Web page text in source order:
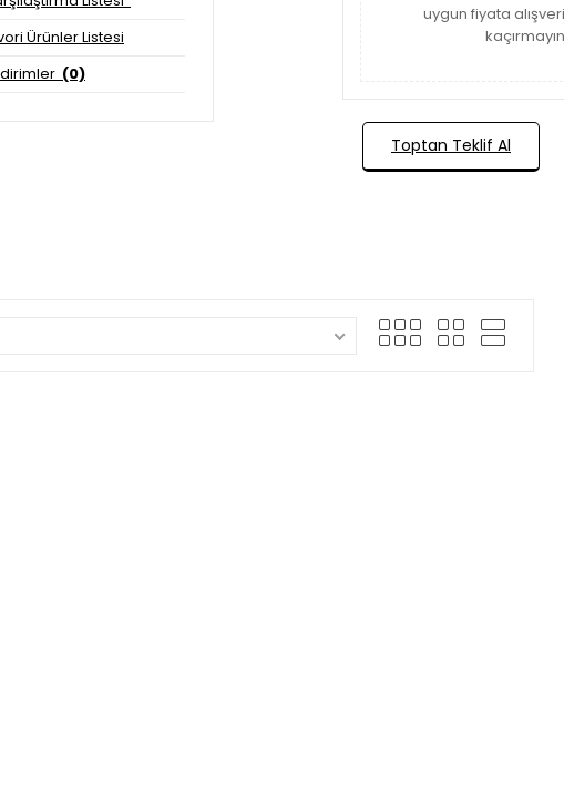
Ürünler Listesi
(0)
uygun fiyata
kaçırmayın
Toptan Teklif Al